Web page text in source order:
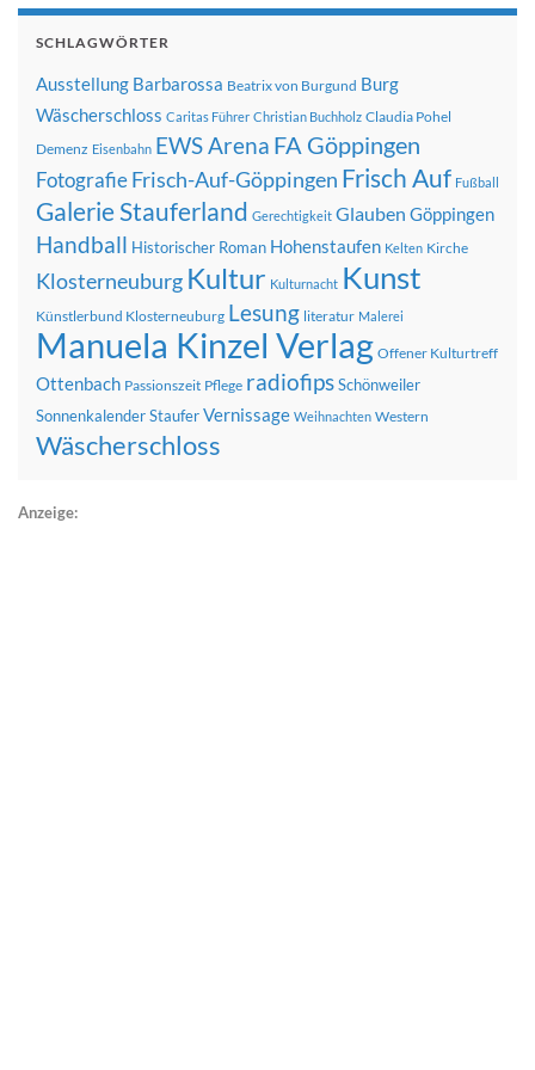
SCHLAGWÖRTER
Ausstellung Barbarossa Beatrix von Burgund Burg
Wäscherschloss Caritas Führer Christian Buchholz Claudia Pohel
Demenz Eisenbahn EWS Arena FA Göppingen
FotografieFrisch-Auf-Göppingen Frisch Auf Fußball
Galerie Stauferland Gerechtigkeit Glauben Göppingen
Handball Historischer Roman Hohenstaufen Kelten Kirche
Klosterneuburg Kultur Kulturnacht Kunst
Künstlerbund Klosterneuburg Lesung literatur Malerei
Manuela Kinzel Verlag Offener Kulturtreff
Ottenbach Passionszeit Pflege radiofipsSchönweiler
SonnenkalenderStauferVernissage Weihnachten Western
Wäscherschloss
Anzeige: